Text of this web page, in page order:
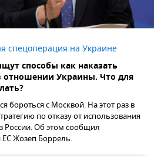
спецоперация на Украине
способы как наказать
отношении Украины. Что для
бороться с Москвой. На этот раз в
по отказу от использования
России. Об этом сообщил
Жозеп Боррель.